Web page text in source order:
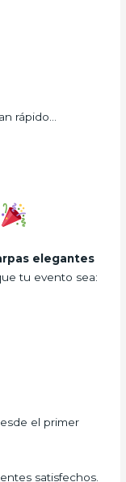
rápido…
elegantes
tu evento sea:
el primer
satisfechos.